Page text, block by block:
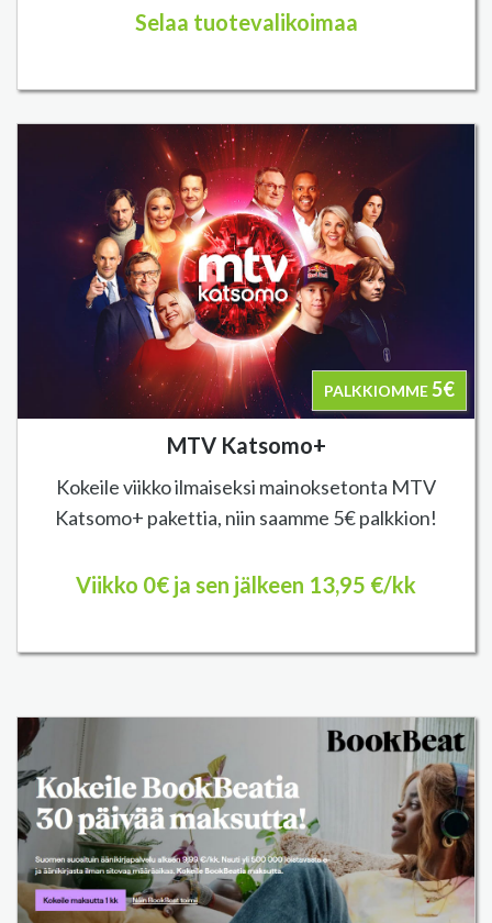
Selaa tuotevalikoimaa
PALKKIOMME5€
MTV Katsomo+
Kokeile viikko ilmaiseksi mainoksetonta MTV
Katsomo+ pakettia, niin saamme 5€ palkkion!
Viikko 0€ ja sen jälkeen 13,95 €/kk